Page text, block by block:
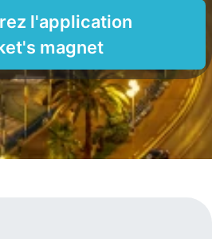
l'application
magnet